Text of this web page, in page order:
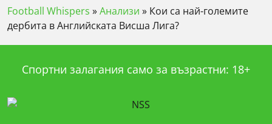
Football Whispers »Анализи » Кои са най-големите
дербита в Английската Висша Лига?
Спортни залагания само за възрастни: 18+